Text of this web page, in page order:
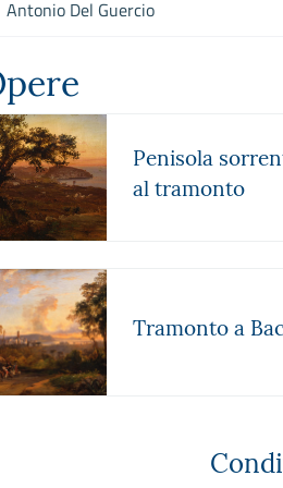
Antonio Del Guercio
Penisola
al tramonto
Tramonto a